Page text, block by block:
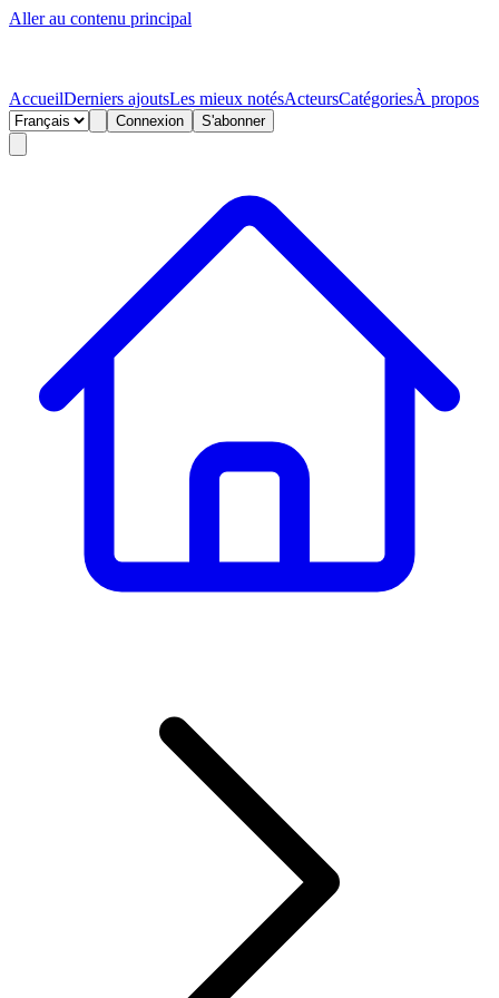
Aller au contenu principal
AccueilDerniers ajoutsLes mieux notésActeursCatégoriesÀ propos
Connexion S'abonner